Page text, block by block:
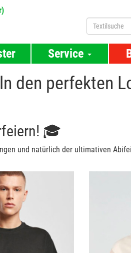
Service
den perfekten
🎓
und natürlich der ultimativen